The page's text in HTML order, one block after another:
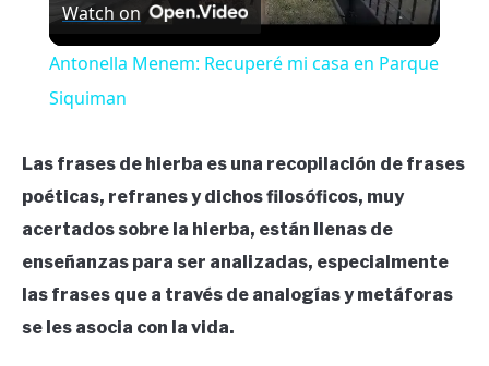
Video
Watch on
Antonella Menem: Recuperé mi casa en Parque
Siquiman
Las frases de hierba es una recopilación de frases
poéticas, refranes y dichos filosóficos, muy
acertados sobre la hierba, están llenas de
enseñanzas para ser analizadas, especialmente
las frases que a través de analogías y metáforas
se les asocia con la vida.